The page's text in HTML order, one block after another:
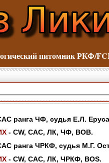
питомникРКФ/FCI
ранга ЧФ, судья Е.Л.
- CW, CAC, ЛК, ЧФ, BOB.
ранга ЧРКФ, судья М.Г.
- CW, CAC, ЛК, ЧРКФ, BOS.